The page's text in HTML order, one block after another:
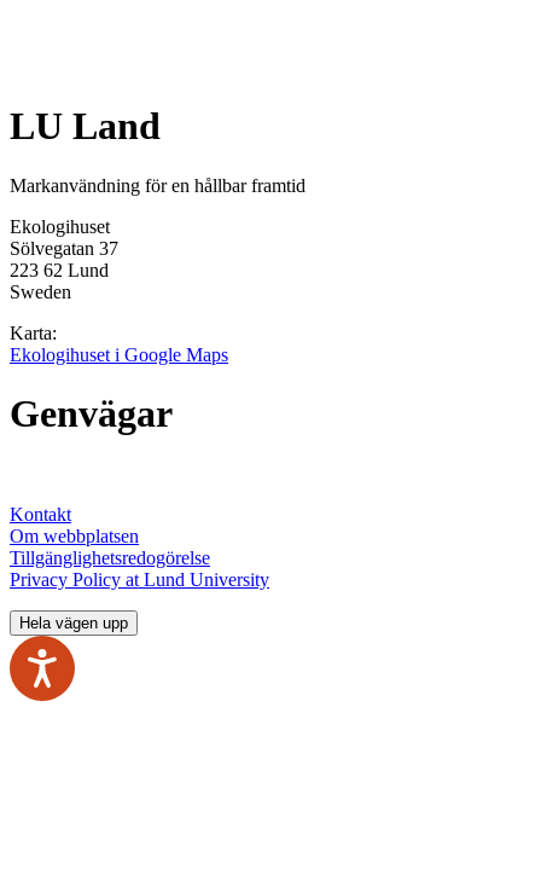
LU Land
Markanvändning för en hållbar framtid
Ekologihuset
Sölvegatan 37
223 62 Lund
Sweden
Karta:
Ekologihuset i Google Maps
Genvägar
Kontakt
Om webbplatsen
Tillgänglighetsredogörelse
Privacy Policy at Lund University
Hela vägen upp